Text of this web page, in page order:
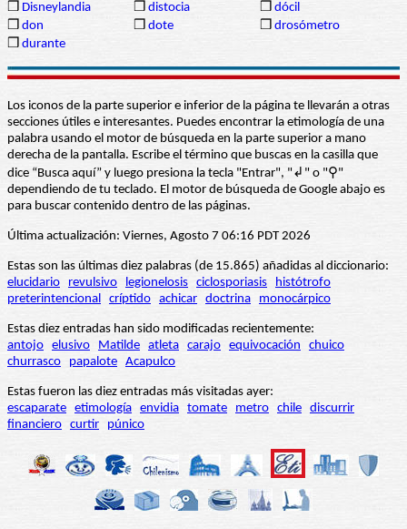
❒ Disneylandia ❒ distocia ❒ dócil
❒ don ❒ dote ❒ drosómetro
❒ durante
Los iconos de la parte superior e inferior de la página te llevarán a otras
secciones útiles e interesantes. Puedes encontrar la etimología de una
palabra usando el motor de búsqueda en la parte superior a mano
derecha de la pantalla. Escribe el término que buscas en la casilla que
dice “Busca aquí” y luego presiona la tecla "Entrar", "↲" o "⚲"
dependiendo de tu teclado. El motor de búsqueda de Google abajo es
para buscar contenido dentro de las páginas.
Última actualización: Viernes, Agosto 7 06:16 PDT 2026
Estas son las últimas diez palabras (de 15.865) añadidas al diccionario:
elucidario
revulsivo legionelosis ciclosporiasis
histótrofo
preterintencional críptido achicar doctrina monocárpico
Estas diez entradas han sido modificadas recientemente:
antojo elusivo Matilde atleta carajo equivocación
chuico
churrasco
papalote Acapulco
Estas fueron las diez entradas más visitadas ayer:
escaparate etimología envidia tomate metro chile discurrir
financiero curtir púnico